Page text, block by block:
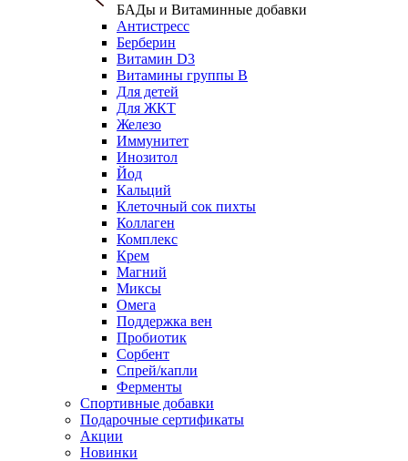
БАДы и Витаминные добавки
Антистресс
Берберин
Витамин D3
Витамины группы B
Для детей
Для ЖКТ
Железо
Иммунитет
Инозитол
Йод
Кальций
Клеточный сок пихты
Коллаген
Комплекс
Крем
Магний
Миксы
Омега
Поддержка вен
Пробиотик
Сорбент
Спрей/капли
Ферменты
Спортивные добавки
Подарочные сертификаты
Акции
Новинки